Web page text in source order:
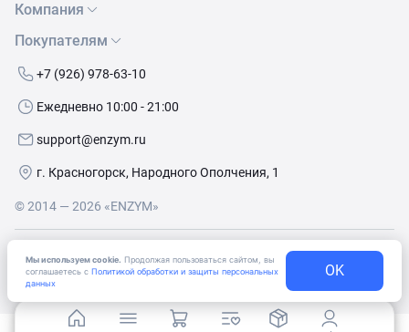
Мы используем cookie. Продолжая пользоваться сайтом, вы
соглашаетесь с Политикой обработки и защиты персональных
данных
OK
Компания
О нас
Бренды
Покупателям
Как сделать заказ
Условия доставки
+7 (926) 978-63-10
Ежедневно 10:00 - 21:00
support@enzym.ru
г. Красногорск, Народного Ополчения, 1
© 2014 — 2026 «ENZYM»
на получение рекламно-информационных
материалов